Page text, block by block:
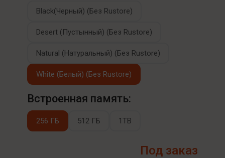
Black(Черный) (Без Rustore)
Desert (Пустынный) (Без Rustore)
Natural (Натуральный) (Без Rustore)
White (Белый) (Без Rustore)
Встроенная память:
256 ГБ 512 ГБ 1TB
Под заказ